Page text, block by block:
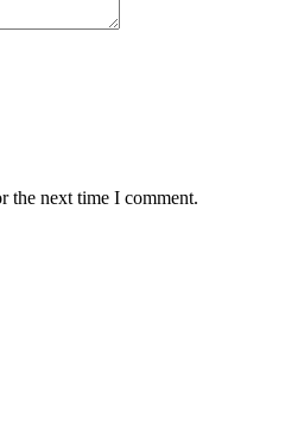
the next time I comment.